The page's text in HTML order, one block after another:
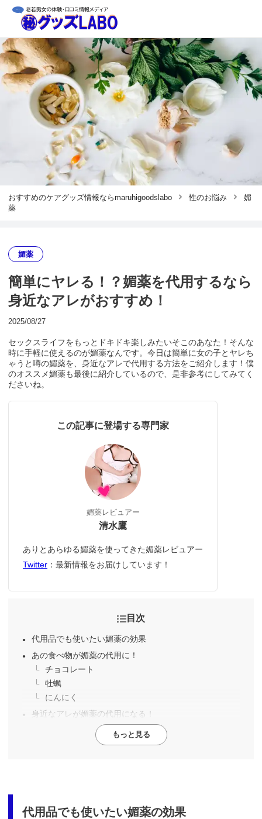
おすすめのケアグッズ情報ならmaruhigoodslabo 性のお悩み
媚
薬
媚薬
簡単にヤレる！？媚薬を代用するなら
身近なアレがおすすめ！
2025/08/27
セックスライフをもっとドキドキ楽しみたいそこのあなた！そんな
時に手軽に使えるのが媚薬なんです。今日は簡単に女の子とヤレち
ゃうと噂の媚薬を、身近なアレで代用する方法をご紹介します！僕
のオススメ媚薬も最後に紹介しているので、是非参考にしてみてく
ださいね。
この記事に登場する専門家
媚薬レビュアー
清水鷹
ありとあらゆる媚薬を使ってきた媚薬レビュアー
Twitter ：最新情報をお届けしています！
目次
代用品でも使いたい媚薬の効果
あの食べ物が媚薬の代用に！
チョコレート
牡蠣
にんにく
身近なアレが媚薬の代用になる！
もっと見る
代用品でも使いたい媚薬の効果